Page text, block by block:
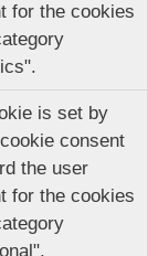
for the cookies
is set by
consent
the user
for the cookies